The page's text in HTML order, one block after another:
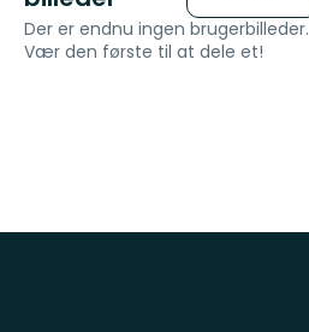
Der er endnu ingen brugerbilleder.
Vær den første til at dele et!